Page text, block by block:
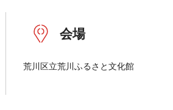
会場
荒川区立荒川ふるさと文化館